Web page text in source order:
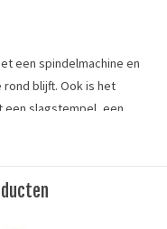
een spindelmachine en
blijft. Ook is het
slagstempel, een
adviseren wij om een